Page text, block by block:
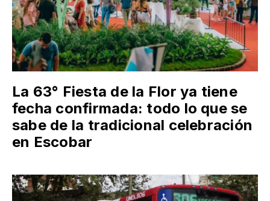
La 63° Fiesta de la Flor ya tiene
fecha confirmada: todo lo que se
sabe de la tradicional celebración
en Escobar